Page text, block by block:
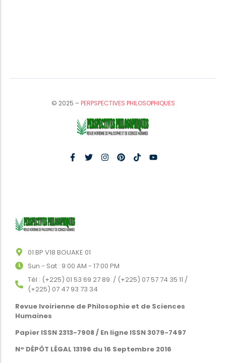
© 2025 –PERPSPECTIVES PHILOSOPHIQUES
01 BP V18 BOUAKE 01
Sun - Sat : 9:00 AM - 17:00 PM
Tél : (+225) 01 53 69 27 89 / (+225) 07 57 74 35 11 /
(+225) 07 47 93 73 34
Revue Ivoirienne de Philosophie et de Sciences
Humaines
Papier ISSN 2313-7908 / En ligne ISSN 3079-7497
N° DÉPÔT LÉGAL 13196 du 16 Septembre 2016